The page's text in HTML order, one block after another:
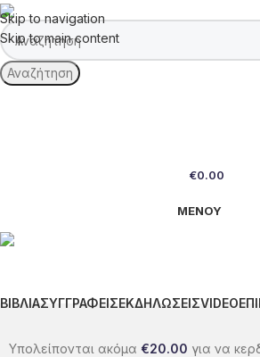
Skip to navigation
Skip to main content
Αναζήτηση
€0.00
ΜΕΝΟΥ
ΒΙΒΛΙΑΣΥΓΓΡΑΦΕΙΣΕΚΔΗΛΩΣΕΙΣVIDEO
Υπολείπονται ακόμα €20.00 για να